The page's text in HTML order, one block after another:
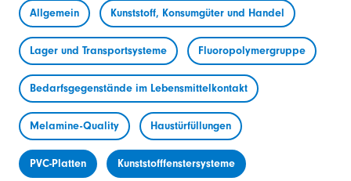
Allgemein Kunststoff, Konsumgüter und Handel
Lager und Transportsysteme Fluoropolymergruppe
Bedarfsgegenstände im Lebensmittelkontakt
Melamine-Quality Haustürfüllungen
PVC-Platten Kunststofffenstersysteme